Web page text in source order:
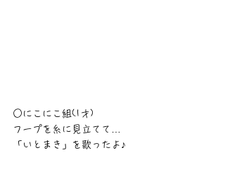
○にこにこ組(1才)
フープを糸に見立てて…
「いとまき」を歌ったよ♪